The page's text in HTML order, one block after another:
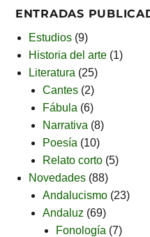
ENTRADAS
Estudios (9)
Historia del arte (1)
Literatura (25)
Cantes(2)
Fábula (6)
Narrativa (8)
Poesía (10)
Relato corto(5)
Novedades (88)
Andalucismo(23)
Andaluz (69)
Fonología (7)